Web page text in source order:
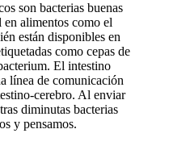
son bacterias buenas
en alimentos como el
están disponibles en
como cepas de
El intestino
línea de comunicación
cerebro. Al enviar
diminutas bacterias
y pensamos.